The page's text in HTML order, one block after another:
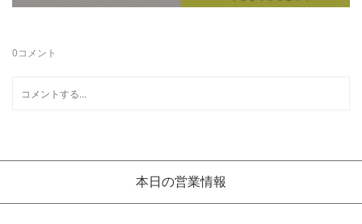
0コメント
本日の営業情報